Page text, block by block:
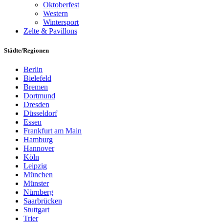
Oktoberfest
Western
Wintersport
Zelte & Pavillons
Städte/Regionen
Berlin
Bielefeld
Bremen
Dortmund
Dresden
Düsseldorf
Essen
Frankfurt am Main
Hamburg
Hannover
Köln
Leipzig
München
Münster
Nürnberg
Saarbrücken
Stuttgart
Trier